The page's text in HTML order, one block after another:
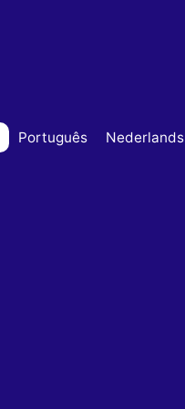
Português Nederlands